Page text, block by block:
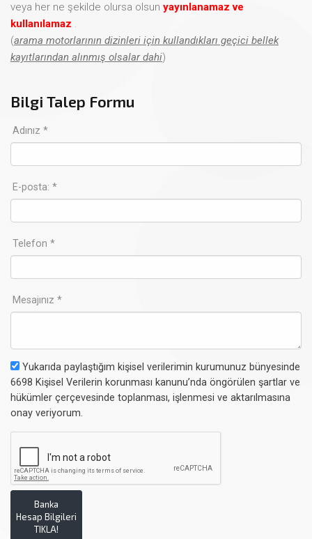
veya her ne şekilde olursa olsun yayınlanamaz ve
kullanılamaz .
(arama motorlarının dizinleri için kullandıkları geçici bellek
kayıtlarından alınmış olsalar dahi)
Bilgi Talep Formu
Adınız *
E-posta: *
Telefon *
Mesajınız *
Yukarıda paylaştığım kişisel verilerimin kurumunuz bünyesinde
6698 Kişisel Verilerin korunması kanunu’nda öngörülen şartlar ve
hükümler çerçevesinde toplanması, işlenmesi ve aktarılmasına
onay veriyorum.
Banka
Hesap Bilgileri
TIKLA!